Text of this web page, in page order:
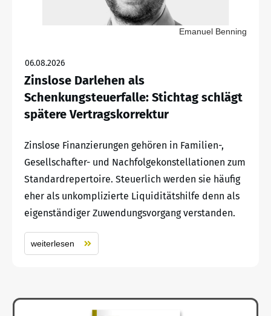
Emanuel Benning
06.08.2026
Zinslose Darlehen als
Schenkungsteuerfalle: Stichtag schlägt
spätere Vertragskorrektur
Zinslose Finanzierungen gehören in Familien-,
Gesellschafter- und Nachfolgekonstellationen zum
Standardrepertoire. Steuerlich werden sie häufig
eher als unkomplizierte Liquiditätshilfe denn als
eigenständiger Zuwendungsvorgang verstanden.
weiterlesen